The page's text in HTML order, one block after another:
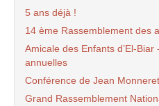
5 ans déjà !
14 ème Rassemblement des
Amicale des Enfants d’El-
annuelles
Conférence de Jean
Grand Rassemblement